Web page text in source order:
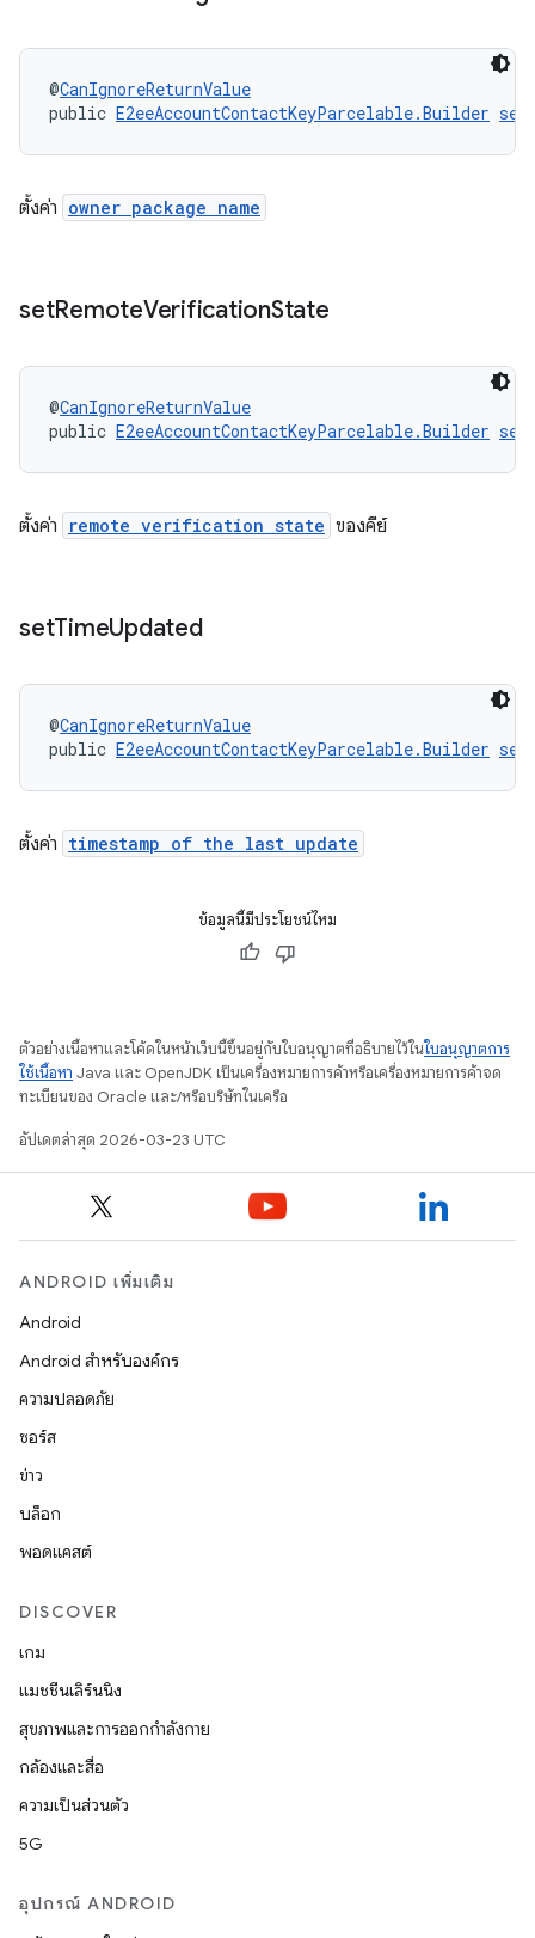
@CanIgnoreReturnValue
public E2eeAccountContactKeyParcelable.Builder
ตั้งค่า owner package name
setRemoteVerificationState
@CanIgnoreReturnValue
public E2eeAccountContactKeyParcelable.Builder
ตั้งค่า remote verification state ของคีย์
setTimeUpdated
@CanIgnoreReturnValue
public E2eeAccountContactKeyParcelable.Builder
ตั้งค่า timestamp of the last update
ข้อมูลนี้มีประโยชน์ไหม
ตัวอย่างเนื้อหาและโค้ดในหน้าเว็บนี้ขึ้นอยู่กับใบอนุญาตที่อธิบายไว้ในใบอนุญาตการ
ใช้เนื้อหา Java และ OpenJDK เป็นเครื่องหมายการค้าหรือเครื่องหมายการค้าจด
ทะเบียนของ Oracle และ/หรือบริษัทในเครือ
อัปเดตล่าสุด 2026-03-23 UTC
ANDROID เพิ่มเติม
Android
Android สำหรับองค์กร
ความปลอดภัย
ซอร์ส
ข่าว
บล็อก
พอดแคสต์
DISCOVER
เกม
แมชชีนเลิร์นนิง
สุขภาพและการออกกำลังกาย
กล้องและสื่อ
ความเป็นส่วนตัว
5G
อุปกรณ์ ANDROID